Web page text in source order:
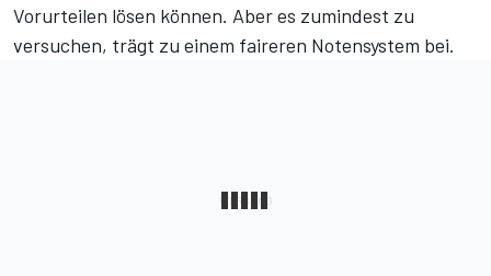
Vorurteilen lösen können. Aber es zumindest zu
versuchen, trägt zu einem faireren Notensystem bei.